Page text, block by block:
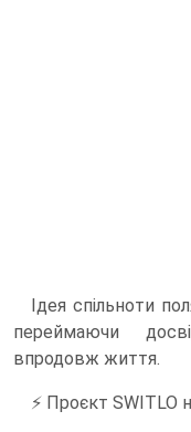
Ідея спільноти
переймаючи
впродовж життя.
⚡️ Проєкт SWITLO